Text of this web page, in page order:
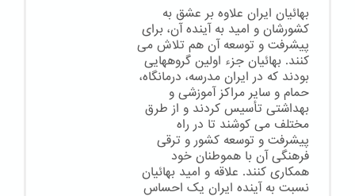
بهائیان ایران علاوه بر عشق به
کشورشان و امید به آینده آن، برای
پیشرفت و توسعه آن هم تلاش می
کنند. بهائیان جزء اولین گروههایی
بودند که در ایران مدرسه، درمانگاه،
حمام و سایر مراکز آموزشی و
بهداشتی تأسیس کردند و از طرق
مختلف می کوشند تا در راه
پیشرفت و توسعه کشور و ترقی
فرهنگی آن با هموطنان خود
همکاری کنند. علاقه و امید بهائیان
نسبت به آینده ایران یک احساس